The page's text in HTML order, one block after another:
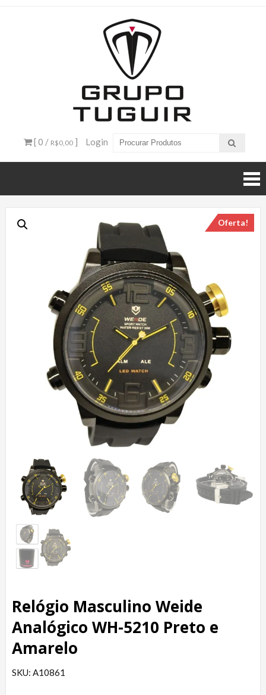
– Grupo
Tuguir
[ 0 / R$0,00 ] Login
Oferta!
Relógio Masculino Weide
Analógico WH-5210 Preto e
Amarelo
SKU: A10861